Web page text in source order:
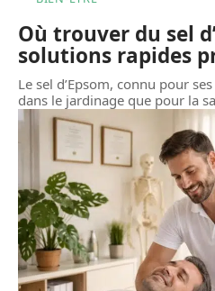
Où trouver du sel
solutions rapides
Le sel d’Epsom, connu pour
dans le jardinage que pour la